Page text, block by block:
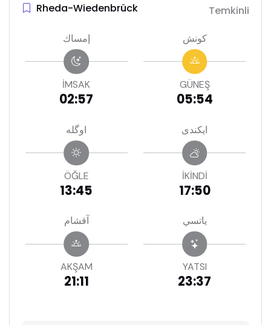
Rheda-Wiedenbrück Temkinli
إمساك
İMSAK
02:57
كونش
GÜNEŞ
05:54
اوگله
ÖĞLE
13:45
ايكندى
İKİNDİ
17:50
آقشام
AKŞAM
21:11
ياتسي
YATSI
23:37